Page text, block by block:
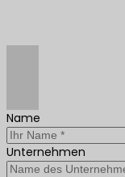
Name
Unternehmen